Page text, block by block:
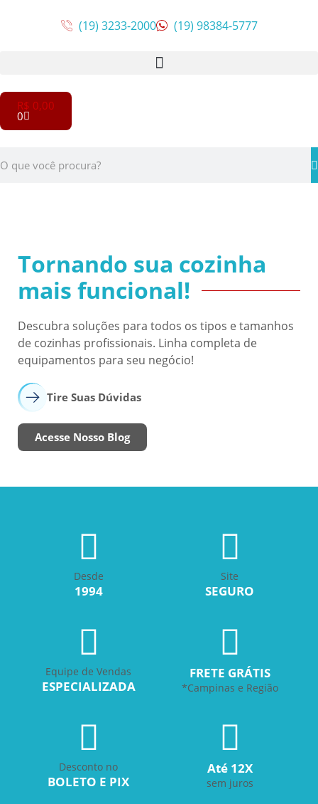
(19) 3233-2000 (19) 98384-5777
R$ 0,00
0
Tornando sua cozinha
mais funcional!
Descubra soluções para todos os tipos e tamanhos
de cozinhas profissionais. Linha completa de
equipamentos para seu negócio!
Acesse Nosso Blog
Tire Suas Dúvidas
Desde
1994
Site
SEGURO
Equipe de Vendas
ESPECIALIZADA
FRETE GRÁTIS
*Campinas e Região
Desconto no
BOLETO E PIX
Até 12X
sem juros